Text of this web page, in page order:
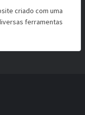
criado com uma
ferramentas